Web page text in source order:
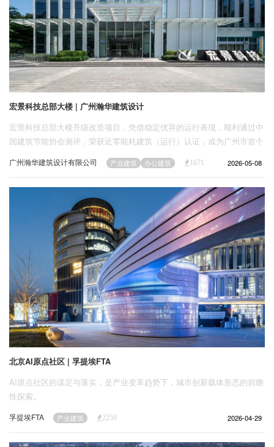
宏景科技总部大楼 | 广州瀚华建筑设计
宏景科技总部大楼升级改造项目，凭借稳定优异的运行表现，顺利通过中
国建筑节能协会测评，荣获近零能耗建筑（运行）认证，成为广州市首个
获此权威认证的项目，以实效践行低碳理念，以运行成果树立行业示范。
广州瀚华建筑设计有限公司 产业建筑 办公建筑 1671 2026-05-08
北京AI原点社区 | 孚提埃FTA
AI原点社区的谋定与落实，是产业变革趋势下，城市创新载体形态的前瞻
性探索。
孚提埃FTA 产业建筑 2250 2026-04-29